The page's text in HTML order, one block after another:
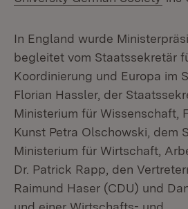
In England wurde
begleitet vom Staatssekretär
Koordinierung und Europa im
Florian Hassler, der
Ministerium für Wissenschaft,
Kunst Petra Olschowski, dem
Ministerium für Wirtschaft,
Dr. Patrick Rapp, den
Raimund Haser (CDU) und